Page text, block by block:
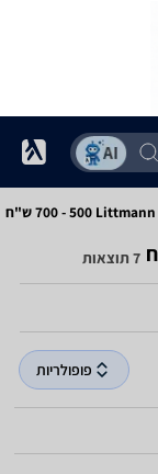
7 תוצאות
פופולריות